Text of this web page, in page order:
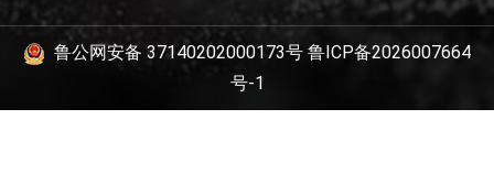
鲁公网安备 37140202000173号 鲁ICP备2026007664
号-1